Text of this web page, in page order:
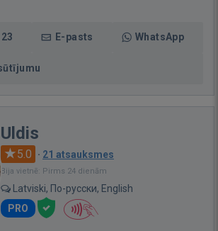
E-pasts WhatsApp
Uldis
5.0 · 21 atsauksmes
Bija vietnē: Pirms 24 dienām
Latviski, По-русски, English
PRO